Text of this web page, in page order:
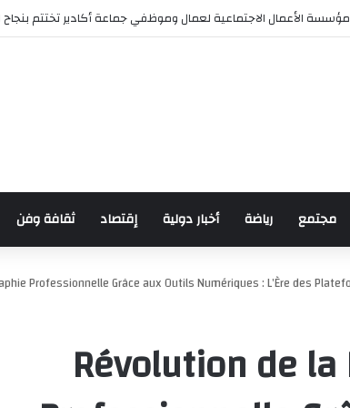
أكادير تحتضن كأس العرش للدراجات بمناسبة الذكرى السابعة
مجتمع رياضة أخبار دولية إقتصاد ثقافة وفن
Professionnelle Grâce aux Outils Numériques : L’Ère des
Révolution de